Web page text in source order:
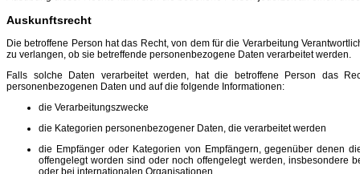
Auskunftsrecht
Die betroffene Person hat das Recht, von dem für die Verarbeitung
zu verlangen, ob sie betreffende personenbezogene Daten verarbeitet werden.
Falls solche Daten verarbeitet werden, hat die betroffene Person das
personenbezogenen Daten und auf die folgende Informationen:
die Verarbeitungszwecke
die Kategorien personenbezogener Daten, die verarbeitet werden
die Empfänger oder Kategorien von Empfängern, gegenüber denen
offengelegt worden sind oder noch offengelegt werden, insbesondere
oder bei internationalen Organisationen